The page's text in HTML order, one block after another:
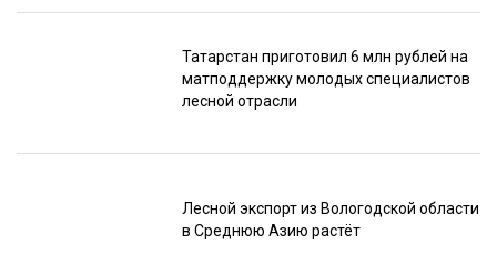
Татарстан приготовил 6 млн рублей на
матподдержку молодых специалистов
лесной отрасли
Лесной экспорт из Вологодской области
в Среднюю Азию растёт